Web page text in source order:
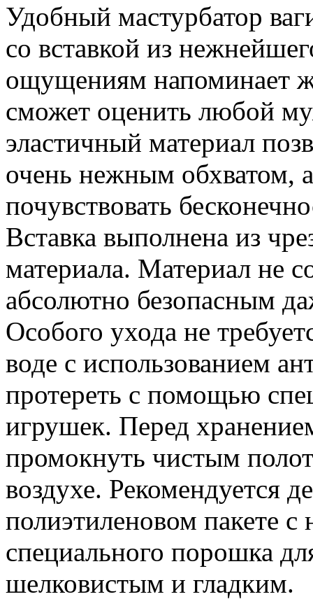
Удобный мастурбатор
со вставкой из
ощущениям напоминает
сможет оценить любой
эластичный материал
очень нежным обхватом,
почувствовать
Вставка выполнена из
материала. Материал не
абсолютно безопасным
Особого ухода не
воде с использованием
протереть с помощью
игрушек. Перед
промокнуть чистым
воздухе. Рекомендуется
полиэтиленовом пакете
специального порошка
шелковистым и гладким.